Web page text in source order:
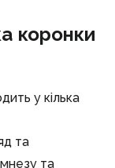
коронки
у кілька
та
та